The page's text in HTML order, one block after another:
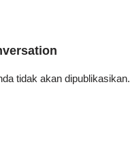
tidak akan dipublikasikan.